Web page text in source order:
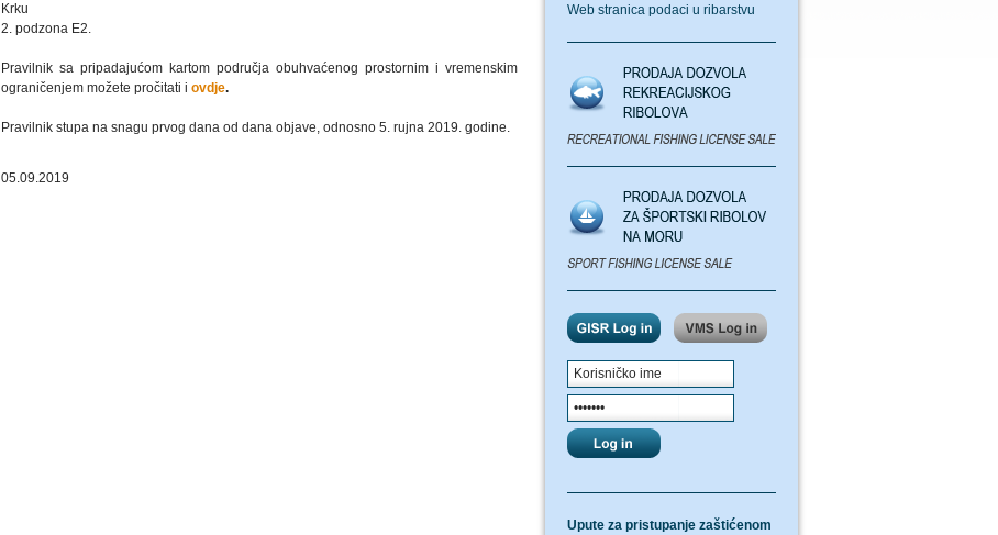
Krku
2. podzona E2.
Pravilnik sa pripadajućom kartom područja obuhvaćenog prostornim i vremenskim
ograničenjem možete pročitati i ovdje.
Pravilnik stupa na snagu prvog dana od dana objave, odnosno 5. rujna 2019. godine.
05.09.2019
Web stranica podaci u ribarstvu
Upute za pristupanje zaštićenom